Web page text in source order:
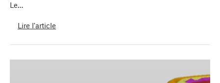
Le…
Lire l'article